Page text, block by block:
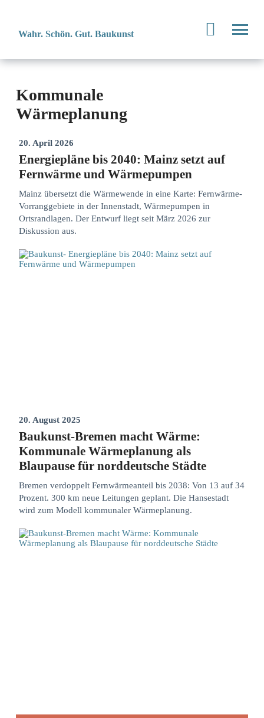
Wahr. Schön. Gut. Baukunst
Kommunale
Wärmeplanung
20. April 2026
Energiepläne bis 2040: Mainz setzt auf
Fernwärme und Wärmepumpen
Mainz übersetzt die Wärmewende in eine Karte: Fernwärme-
Vorranggebiete in der Innenstadt, Wärmepumpen in
Ortsrandlagen. Der Entwurf liegt seit März 2026 zur
Diskussion aus.
20. August 2025
Baukunst-Bremen macht Wärme:
Kommunale Wärmeplanung als
Blaupause für norddeutsche Städte
Bremen verdoppelt Fernwärmeanteil bis 2038: Von 13 auf 34
Prozent. 300 km neue Leitungen geplant. Die Hansestadt
wird zum Modell kommunaler Wärmeplanung.